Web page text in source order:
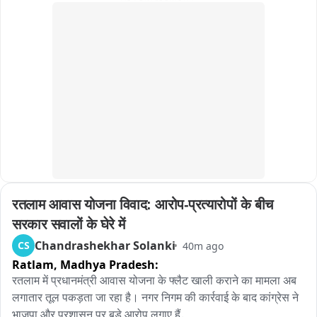
रतलाम आवास योजना विवाद: आरोप-प्रत्यारोपों के बीच
सरकार सवालों के घेरे में
CS Chandrashekhar Solanki 40m ago
Ratlam, Madhya Pradesh:
रतलाम में प्रधानमंत्री आवास योजना के फ्लैट खाली कराने का मामला अब
लगातार तूल पकड़ता जा रहा है। नगर निगम की कार्रवाई के बाद कांग्रेस ने
भाजपा और प्रशासन पर बड़े आरोप लगाए हैं。